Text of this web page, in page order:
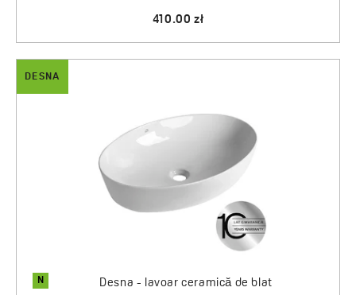
410.00 zł
DESNA
N Desna - lavoar ceramică de blat